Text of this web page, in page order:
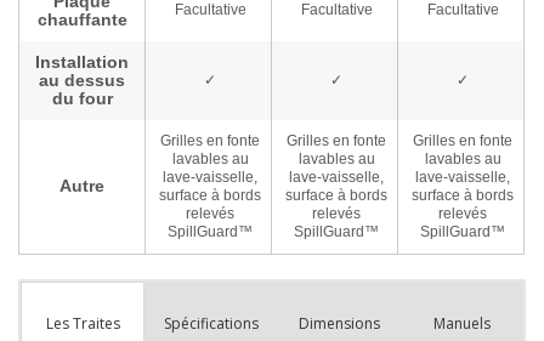
Les Traites Spécifications Dimensions Manuels